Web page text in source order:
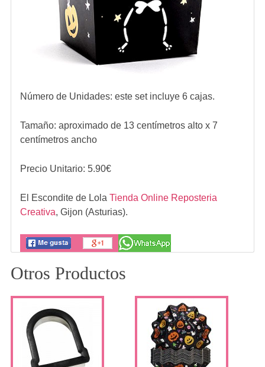
Número de Unidades: este set incluye 6 cajas.
Tamaño: aproximado de 13 centímetros alto x 7
centímetros ancho
Precio Unitario: 5.90€
El Escondite de Lola Tienda Online Reposteria
Creativa, Gijon (Asturias).
Otros Productos